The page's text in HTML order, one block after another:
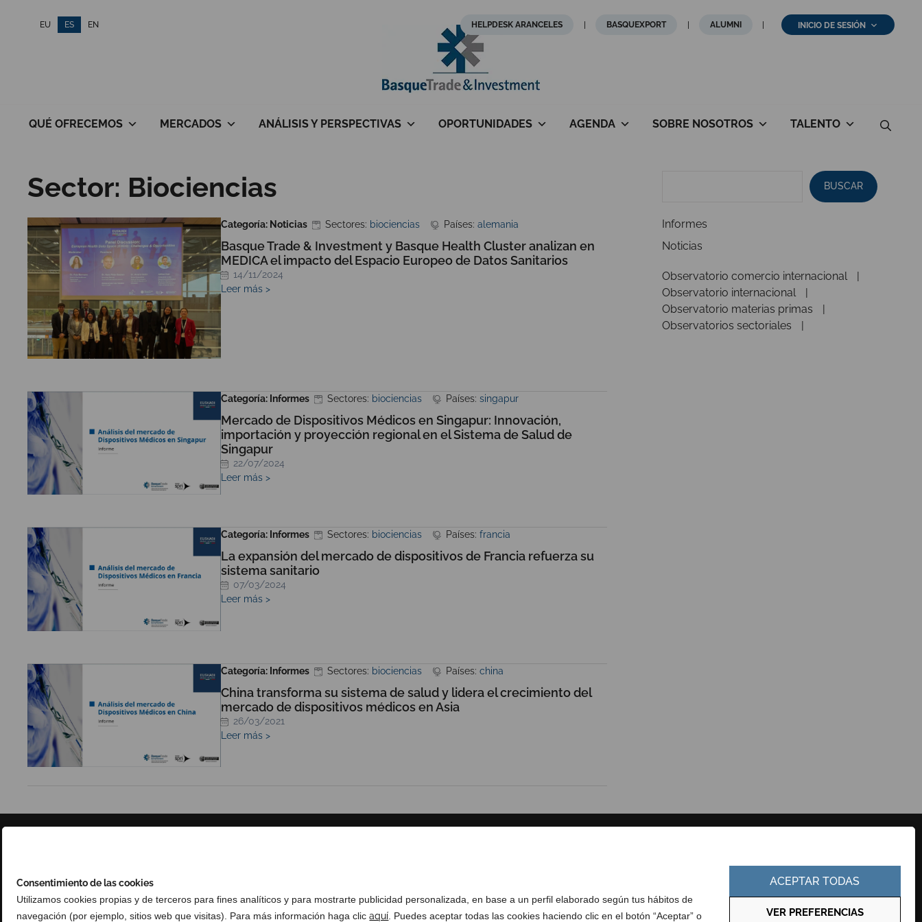
Consentimiento de las cookies
Utilizamos cookies propias y de terceros para fines analíticos y para mostrarte publicidad personalizada, en base a un perfil elaborado según tus hábitos de
navegación (por ejemplo, sitios web que visitas). Para más información haga clicaquí . Puedes aceptar todas las cookies haciendo clic en el botón “Aceptar” o
ACEPTAR TODAS
VER PREFERENCIAS
EU ES EN HELPDESK ARANCELES BASQUEXPORT ALUMNI INICIO DE SESIÓN
QUÉ OFRECEMOS MERCADOS ANÁLISIS Y PERSPECTIVAS OPORTUNIDADES AGENDA SOBRE NOSOTROS TALENTO
Sector: Biociencias
Categoría: Noticias Sectores: biociencias Países: alemania
Basque Trade & Investment y Basque Health Cluster analizan en
MEDICA el impacto del Espacio Europeo de Datos Sanitarios
14/11/2024
Leer más >
Categoría: Informes Sectores: biociencias Países: singapur
Mercado de Dispositivos Médicos en Singapur: Innovación,
importación y proyección regional en el Sistema de Salud de
Singapur
22/07/2024
Leer más >
Categoría: Informes Sectores: biociencias Países: francia
La expansión del mercado de dispositivos de Francia refuerza su
sistema sanitario
07/03/2024
Leer más >
Categoría: Informes Sectores: biociencias Países: china
China transforma su sistema de salud y lidera el crecimiento del
mercado de dispositivos médicos en Asia
26/03/2021
Leer más >
BUSCAR
Informes
Noticias
Observatorio comercio internacional
Observatorio internacional
Observatorio materias primas
Observatorios sectoriales